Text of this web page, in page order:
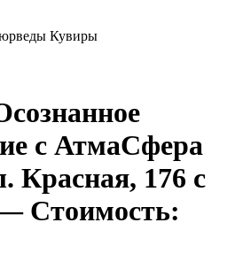
Кувиры
с АтмаСфера
Красная, 176 с
Стоимость: